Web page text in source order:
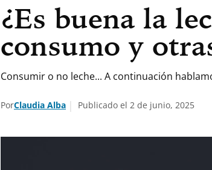
¿Es buena la
consumo y
Consumir o no leche... A continuación
PorClaudia Alba Publicado el 2 de junio, 2025